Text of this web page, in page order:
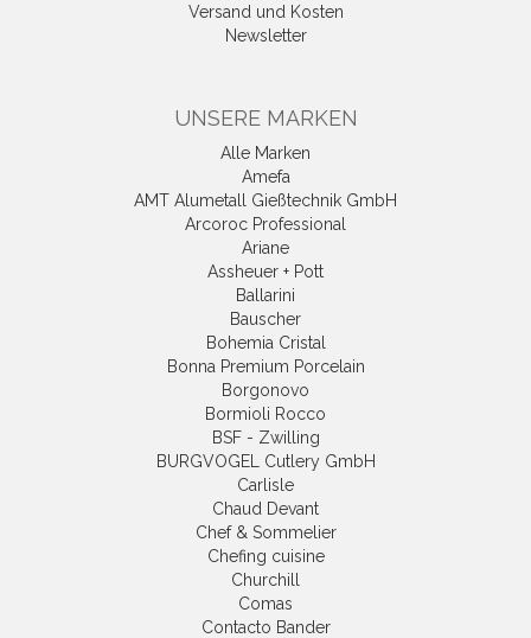
Versand und Kosten
Newsletter
UNSERE MARKEN
Alle Marken
Amefa
AMT Alumetall Gießtechnik GmbH
Arcoroc Professional
Ariane
Assheuer + Pott
Ballarini
Bauscher
Bohemia Cristal
Bonna Premium Porcelain
Borgonovo
Bormioli Rocco
BSF - Zwilling
BURGVOGEL Cutlery GmbH
Carlisle
Chaud Devant
Chef & Sommelier
Chefing cuisine
Churchill
Comas
Contacto Bander